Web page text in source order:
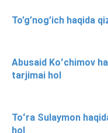
To’g’nog’ich haqida
Abusaid Koʻchimov
tarjimai hol
Toʻra Sulaymon
hol